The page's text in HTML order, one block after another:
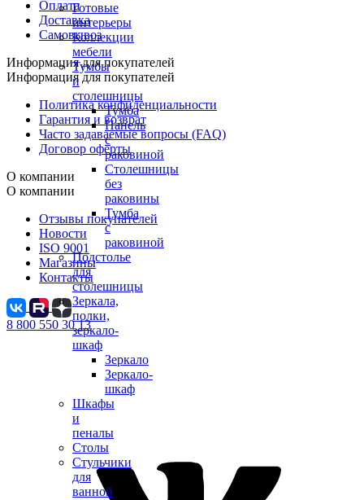
Готовые
интерьеры
Коллекции
мебели
Тумбы
и
столешницы
Тумба
Панель
с
раковиной
Столешницы
без
раковины
Тумба
с
раковиной
Подстолье
для
столешницы
Зеркала,
полки,
зеркало-
шкаф
Зеркало
Зеркало-
шкаф
Шкафы
и
пеналы
Столы
Стульчики
для
ванной
Оплата
Доставка
Самовывоз
Информация для покупателей
Информация для покупателей
Политика конфиденциальности
Гарантия и возврат
Часто задаваемые вопросы (FAQ)
Договор оферты
О компании
О компании
Отзывы покупателей
Новости
ISO 9001
Магазины
Контакты
8 800 550 30 13